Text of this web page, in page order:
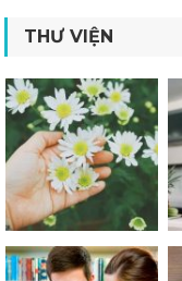
THƯ VIỆN